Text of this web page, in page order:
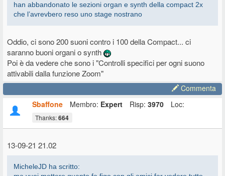
han abbandonato le sezioni organ e synth della compact 2x
che l’avrevbero reso uno stage nostrano
Oddio, ci sono 200 suoni contro i 100 della Compact... ci
saranno buoni organi o synth
Poi è da vedere che sono i "Controlli specifici per ogni suono
attivabili dalla funzione Zoom"
Commenta
Sbaffone
Membro: Expert Risp: 3970 Loc:
Thanks:664
13-09-21 21.02
MicheleJD ha scritto: